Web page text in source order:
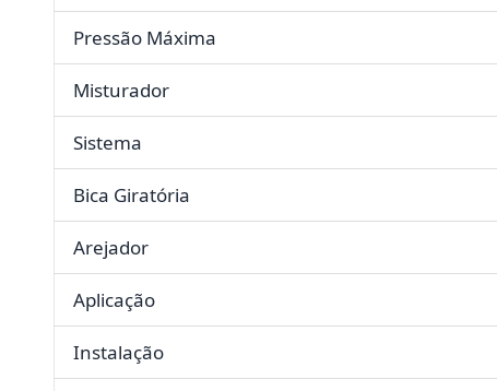
Pressão Máxima
Misturador
Sistema
Bica Giratória
Arejador
Aplicação
Instalação